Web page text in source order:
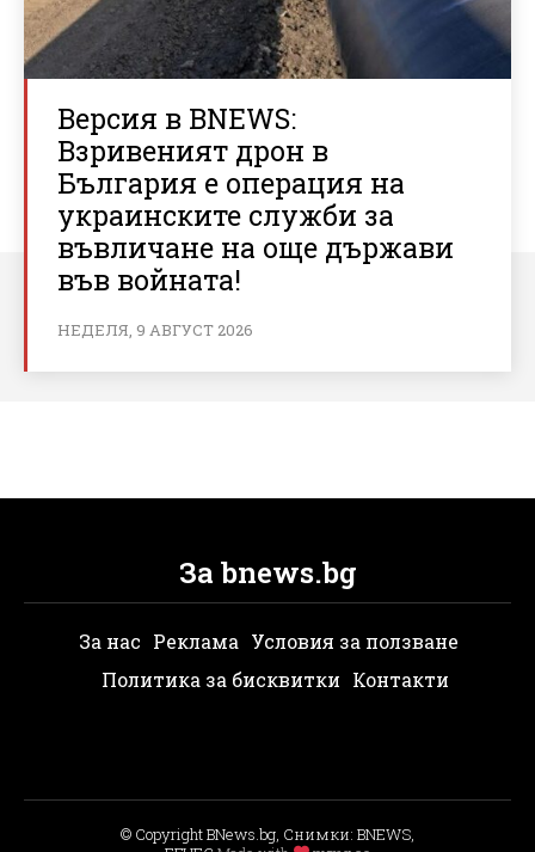
Версия в BNEWS:
Взривеният дрон в
България е операция на
украинските служби за
въвличане на още държави
във войната!
НЕДЕЛЯ, 9 АВГУСТ 2026
За bnews.bg
За нас Реклама Условия за ползване
Политика за бисквитки Контакти
© Copyright BNews.bg, Снимки: BNEWS,